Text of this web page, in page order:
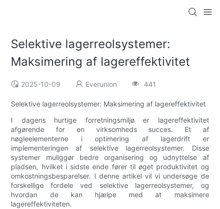
Selektive lagerreolsystemer:
Maksimering af lagereffektivitet
2025-10-09 Everunion 441
Selektive lagerreolsystemer: Maksimering af lagereffektivitet
I dagens hurtige forretningsmiljø er lagereffektivitet
afgørende for en virksomheds succes. Et af
nøgleelementerne i optimering af lagerdrift er
implementeringen af ​​selektive lagerreolsystemer. Disse
systemer muliggør bedre organisering og udnyttelse af
pladsen, hvilket i sidste ende fører til øget produktivitet og
omkostningsbesparelser. I denne artikel vil vi undersøge de
forskellige fordele ved selektive lagerreolsystemer, og
hvordan de kan hjælpe med at maksimere
lagereffektiviteten.